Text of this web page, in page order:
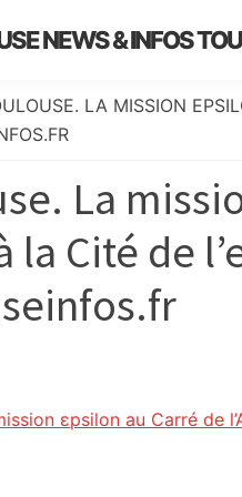
NEWS & INFOS
LA MISSION
La
la Cité de
εpsilon au Carré de